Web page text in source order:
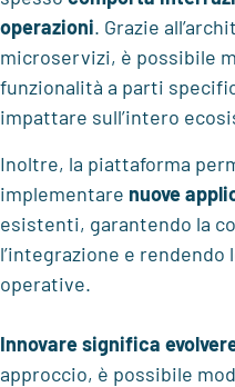
operazioni. Grazie
microservizi, è possibile
funzionalità a parti
impattare sull’intero
Inoltre, la piattaforma
implementare nuove
esistenti, garantendo la
l’integrazione e
operative.
Innovare significa
approccio, è possibile